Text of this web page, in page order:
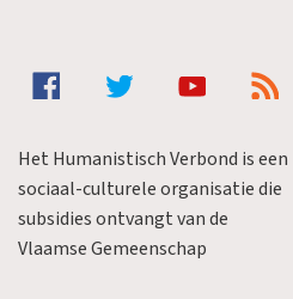
Het Humanistisch Verbond is een
sociaal-culturele organisatie die
subsidies ontvangt van de
Vlaamse Gemeenschap